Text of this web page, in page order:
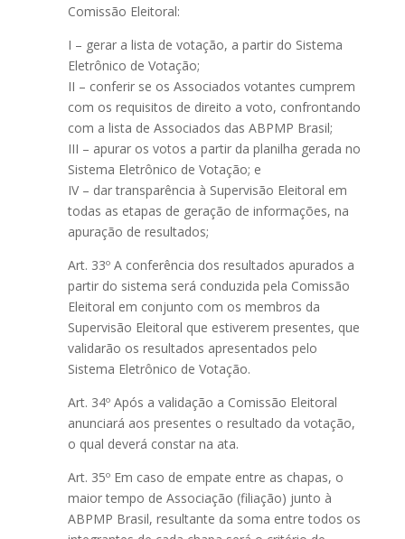
Comissão Eleitoral:
I – gerar a lista de votação, a partir do Sistema
Eletrônico de Votação;
II – conferir se os Associados votantes cumprem
com os requisitos de direito a voto, confrontando
com a lista de Associados das ABPMP Brasil;
III – apurar os votos a partir da planilha gerada no
Sistema Eletrônico de Votação; e
IV – dar transparência à Supervisão Eleitoral em
todas as etapas de geração de informações, na
apuração de resultados;
Art. 33º A conferência dos resultados apurados a
partir do sistema será conduzida pela Comissão
Eleitoral em conjunto com os membros da
Supervisão Eleitoral que estiverem presentes, que
validarão os resultados apresentados pelo
Sistema Eletrônico de Votação.
Art. 34º Após a validação a Comissão Eleitoral
anunciará aos presentes o resultado da votação,
o qual deverá constar na ata.
Art. 35º Em caso de empate entre as chapas, o
maior tempo de Associação (filiação) junto à
ABPMP Brasil, resultante da soma entre todos os